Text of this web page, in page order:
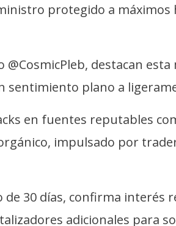
protegido a
destacan
sentimiento plano a
en fuentes reputables
impulsado por
de 30 días, confirma interés
adicionales para